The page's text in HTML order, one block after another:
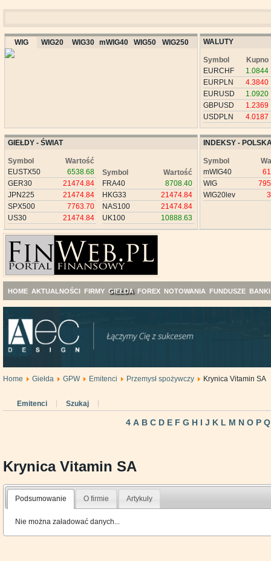
WIG WIG20 WIG30 mWIG40 WIG50 WIG250 WALUTY
Symbol
Kupno
EURCHF
1.0844
EURPLN
4.3840
EURUSD
1.0920
GBPUSD
1.2369
USDPLN
4.0187
GIEŁDY - ŚWIAT
Symbol
Wartość
EUSTX50
6538.68
GER30
21474.84
JPN225
21474.84
SPX500
7763.70
US30
21474.84
Symbol
Wartość
FRA40
8708.40
HKG33
21474.84
NAS100
21474.84
UK100
10888.63
INDEKSY -
Symbol
mWIG40
WIG
WIG20lev
HOME AKTUALNOŚCI FIRMY GIEŁDA FOREX NOTOWANIA FUNDUSZE BANKI
Home Giełda GPW Emitenci Przemysł spożywczy Krynica Vitamin SA
Emitenci Szukaj
4 A B C D E F G H I J K L M N O P Q
Krynica Vitamin SA
Podsumowanie O firmie Artykuły
Nie można załadować danych...